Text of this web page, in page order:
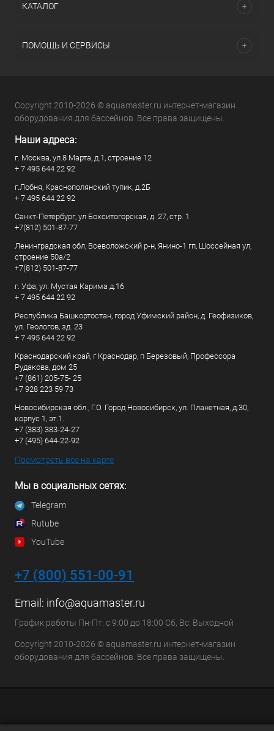
КАТАЛОГ
ПОМОЩЬ И СЕРВИСЫ
Copyright 2010-2026 © aquamaster.ru интернет-магазин
оборудования для бассейнов. Все права защищены.
Наши адреса:
г. Москва, ул.8 Марта, д.1, строение 12
+ 7 495 644 22 92
г.Лобня, Краснополянский тупик, д.2Б
+ 7 495 644 22 92
Санкт-Петербург, ул Бокситогорская, д. 27, стр. 1
+7(812) 501-87-77
Ленинградская обл, Всеволожский р-н, Янино-1 гп, Шоссейная ул,
строение 50а/2
+7(812) 501-87-77
г. Уфа, ул. Мустая Карима д.16
+ 7 495 644 22 92
Республика Башкортостан, город Уфимский район, д. Геофизиков,
ул. Геологов, зд. 23
+ 7 495 644 22 92
Краснодарский край, г Краснодар, п Березовый, Профессора
Рудакова, дом 25
+7 (861) 205-75- 25
+7 928 223 59 73
Новосибирская обл., Г.О. Город Новосибирск, ул. Планетная, д.30,
корпус 1, эт.1.
+7 (383) 383-24-27
+7 (495) 644-22-92
Посмотреть все на карте
Мы в социальных сетях:
Telegram
Rutube
YouTube
+7 (800) 551-00-91
Email: info@aquamaster.ru
График работы Пн-Пт: с 9:00 до 18:00 Сб, Вс: Выходной
Copyright 2010-2026 © aquamaster.ru интернет-магазин
оборудования для бассейнов. Все права защищены.